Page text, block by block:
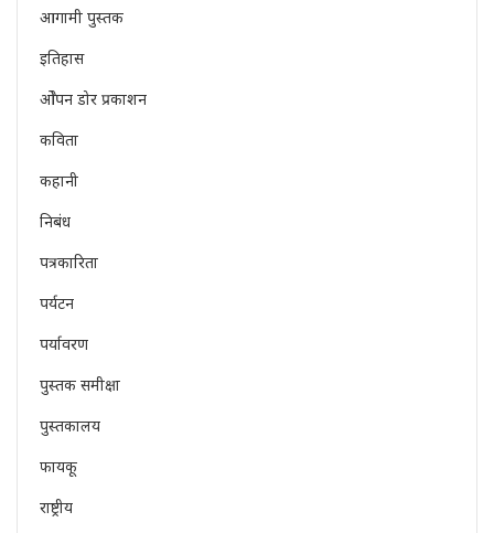
आगामी पुस्तक
इतिहास
ओेपन डोर प्रकाशन
कविता
कहानी
निबंध
पत्रकारिता
पर्यटन
पर्यावरण
पुस्तक समीक्षा
पुस्तकालय
फायकू
राष्ट्रीय